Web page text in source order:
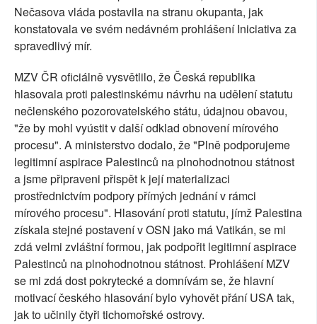
Nečasova vláda postavila na stranu okupanta, jak
konstatovala ve svém nedávném prohlášení Iniciativa za
spravedlivý mír.
MZV ČR oficiálně vysvětlilo, že Česká republika
hlasovala proti palestinskému návrhu na udělení statutu
nečlenského pozorovatelského státu, údajnou obavou,
"že by mohl vyústit v další odklad obnovení mírového
procesu". A ministerstvo dodalo, že "Plně podporujeme
legitimní aspirace Palestinců na plnohodnotnou státnost
a jsme připraveni přispět k její materializaci
prostřednictvím podpory přímých jednání v rámci
mírového procesu". Hlasování proti statutu, jímž Palestina
získala stejné postavení v OSN jako má Vatikán, se mi
zdá velmi zvláštní formou, jak podpořit legitimní aspirace
Palestinců na plnohodnotnou státnost. Prohlášení MZV
se mi zdá dost pokrytecké a domnívám se, že hlavní
motivací českého hlasování bylo vyhovět přání USA tak,
jak to učinily čtyři tichomořské ostrovy.